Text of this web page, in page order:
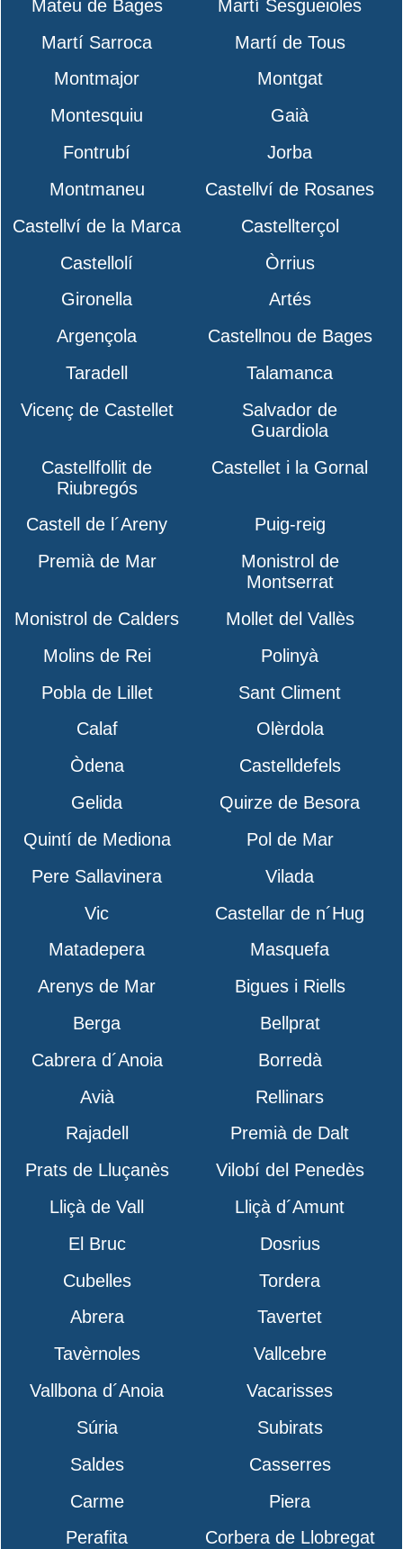
Mateu de Bages
Martí Sesgueioles
Martí Sarroca
Martí de Tous
Montmajor
Montgat
Montesquiu
Gaià
Fontrubí
Jorba
Montmaneu
Castellví de Rosanes
Castellví de la Marca
Castellterçol
Castellolí
Òrrius
Gironella
Artés
Argençola
Castellnou de Bages
Taradell
Talamanca
Vicenç de Castellet
Salvador de
Guardiola
Castellfollit de
Riubregós
Castellet i la Gornal
Castell de l´Areny
Puig-reig
Premià de Mar
Monistrol de
Montserrat
Monistrol de Calders
Mollet del Vallès
Molins de Rei
Polinyà
Pobla de Lillet
Sant Climent
Calaf
Olèrdola
Òdena
Castelldefels
Gelida
Quirze de Besora
Quintí de Mediona
Pol de Mar
Pere Sallavinera
Vilada
Vic
Castellar de n´Hug
Matadepera
Masquefa
Arenys de Mar
Bigues i Riells
Berga
Bellprat
Cabrera d´Anoia
Borredà
Avià
Rellinars
Rajadell
Premià de Dalt
Prats de Lluçanès
Vilobí del Penedès
Lliçà de Vall
Lliçà d´Amunt
El Bruc
Dosrius
Cubelles
Tordera
Abrera
Tavertet
Tavèrnoles
Vallcebre
Vallbona d´Anoia
Vacarisses
Súria
Subirats
Saldes
Casserres
Carme
Piera
Perafita
Corbera de Llobregat